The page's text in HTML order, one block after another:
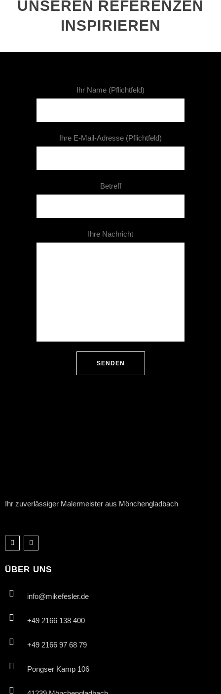
UNSEREN REFERENZEN
INSPIRIEREN
Ihr Name (Pflichtfeld)
Ihre E-Mail-Adresse (Pflichtfeld)
Betreff
Ihre Nachricht
Ihr zuverlässiger Malermeister aus Mönchengladbach
ÜBER UNS
info@mikefesler.de
+49 2166 138 400
+49 2166 97 68 79
Pongser Kamp 106